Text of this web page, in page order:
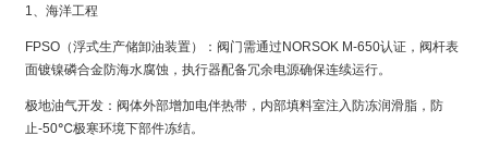
1、海洋工程
FPSO（浮式生产储卸油装置）：阀门需通过NORSOK M-650认证，阀杆表
面镀镍磷合金防海水腐蚀，执行器配备冗余电源确保连续运行。
极地油气开发：阀体外部增加电伴热带，内部填料室注入防冻润滑脂，防
止-50℃极寒环境下部件冻结。